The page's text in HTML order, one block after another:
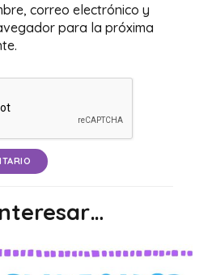
correo electrónico y
para la próxima